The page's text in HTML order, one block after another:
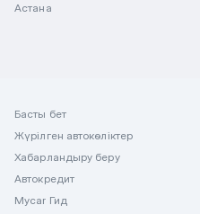
Астана
Басты бет
Жүрілген автокөліктер
Хабарландыру беру
Автокредит
Mycar Гид